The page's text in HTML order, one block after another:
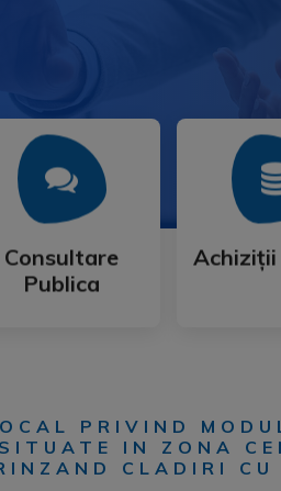
Consultare
Publica
Consultare
Publica
Mai Mult
Achiziții
Achiziții
Mai
PRIVIND
IN ZONA
CLADIRI